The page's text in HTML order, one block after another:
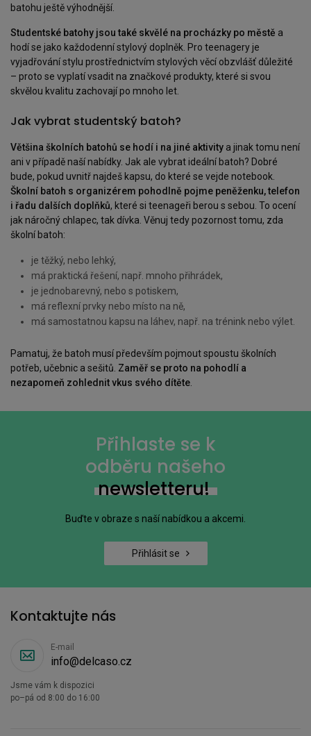
batohu ještě výhodnější.
Studentské batohy jsou také skvělé na procházky po městě a
hodí se jako každodenní stylový doplněk. Pro teenagery je
vyjadřování stylu prostřednictvím stylových věcí obzvlášť důležité
– proto se vyplatí vsadit na značkové produkty, které si svou
skvělou kvalitu zachovají po mnoho let.
Jak vybrat studentský batoh?
Většina školních batohů se hodí i na jiné aktivity a jinak tomu není
ani v případě naší nabídky. Jak ale vybrat ideální batoh? Dobré
bude, pokud uvnitř najdeš kapsu, do které se vejde notebook.
Školní batoh s organizérem pohodlně pojme peněženku, telefon
i řadu dalších doplňků, které si teenageři berou s sebou. To ocení
jak náročný chlapec, tak dívka. Věnuj tedy pozornost tomu, zda
školní batoh:
je těžký, nebo lehký,
má praktická řešení, např. mnoho přihrádek,
je jednobarevný, nebo s potiskem,
má reflexní prvky nebo místo na ně,
má samostatnou kapsu na láhev, např. na trénink nebo výlet.
Pamatuj, že batoh musí především pojmout spoustu školních
potřeb, učebnic a sešitů. Zaměř se proto na pohodlí a
nezapomeň zohlednit vkus svého dítěte.
Přihlaste se k
odběru našeho
newsletteru!
Buďte v obraze s naší nabídkou a akcemi.
Přihlásit se
Kontaktujte nás
E-mail
info@delcaso.cz
Jsme vám k dispozici
po–pá od 8:00 do 16:00